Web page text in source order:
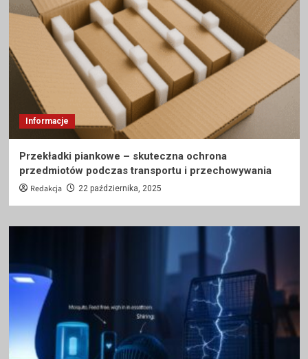
Informacje
Przekładki piankowe – skuteczna ochrona
przedmiotów podczas transportu i przechowywania
Redakcja 22 października, 2025